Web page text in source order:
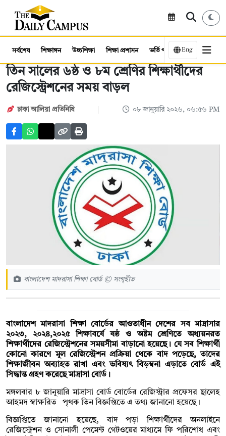
সর্বশেষ শিক্ষাঙ্গন উচ্চশিক্ষা শিক্ষা প্রশাসন ভর্তি পরীক্ষা কর্মসংস্থান
Eng
তিন সালের ৬ষ্ঠ ও ৮ম শ্রেণির শিক্ষার্থীদের
রেজিস্ট্রেশনের সময় বাড়ল
ঢাকা আলিয়া প্রতিনিধি ০৮ জানুয়ারি ২০২৬, ০৬:৫৬ PM
বাংলাদেশ মাদরাসা শিক্ষা বোর্ড © সংগৃহীত
বাংলাদেশ মাদরাসা শিক্ষা বোর্ডের আওতাধীন দেশের সব মাদ্রাসার
২০২৩, ২০২৪,২০২৫ শিক্ষাবর্ষে ষষ্ঠ ও অষ্টম শ্রেণিতে অধ্যয়নরত
শিক্ষার্থীদের রেজিস্ট্রেশনের সময়সীমা বাড়ানো হয়েছে। যে সব শিক্ষার্থী
কোনো কারণে মূল রেজিস্ট্রেশন প্রক্রিয়া থেকে বাদ পড়েছে, তাদের
শিক্ষাজীবন অব্যাহত রাখা এবং ভবিষ্যৎ বিড়ম্বনা এড়াতে বোর্ড এই
সিদ্ধান্ত গ্রহণ করেছে মাদ্রাসা বোর্ড।
মঙ্গলবার ৮ জানুয়ারি মাদ্রাসা বোর্ড বোর্ডের রেজিস্ট্রার প্রফেসর ছালেহ
আহমদ স্বাক্ষরিত পৃথক তিন বিজ্ঞপ্তিতে এ তথ্য জানানো হয়েছে।
বিজ্ঞপ্তিতে জানানো হয়েছে, বাদ পড়া শিক্ষার্থীদের অনলাইনে
রেজিস্ট্রেশন ও সোনালী পেমেন্ট গেটওয়ের মাধ্যমে ফি পরিশোধ এবং